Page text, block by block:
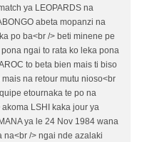
ya LEOPARDS na
abeta mopanzi na
po ba<br /> beti minene pe
ngai to rata ko leka pona
to beta bien mais ti biso
na retour mutu nioso<br
etournaka te po na
LSHI kaka jour ya
ya le 24 Nov 1984 wana
na<br /> ngai nde azalaki